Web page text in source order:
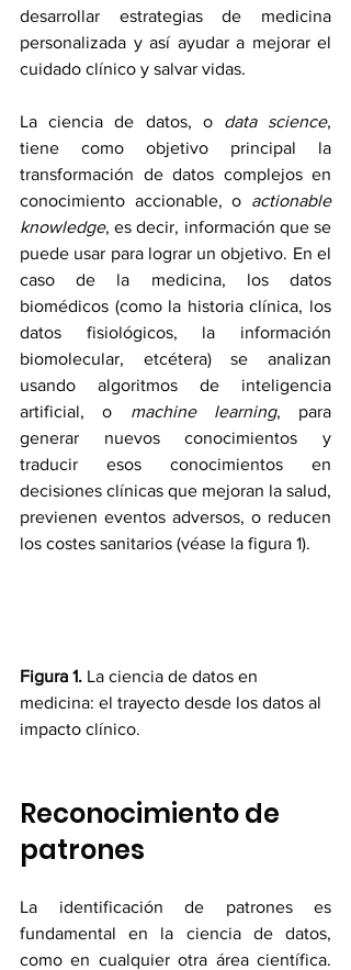
desarrollar estrategias de medicina
personalizada y así ayudar a mejorar el
cuidado clínico y salvar vidas.
La ciencia de datos, o data science,
tiene como objetivo principal la
transformación de datos complejos en
conocimiento accionable, o actionable
knowledge, es decir, información que se
puede usar para lograr un objetivo. En el
caso de la medicina, los datos
biomédicos (como la historia clínica, los
datos fisiológicos, la información
biomolecular, etcétera) se analizan
usando algoritmos de inteligencia
artificial, o machine learning, para
generar nuevos conocimientos y
traducir esos conocimientos en
decisiones clínicas que mejoran la salud,
previenen eventos adversos, o reducen
los costes sanitarios (véase la figura 1).
Figura 1. La ciencia de datos en
medicina: el trayecto desde los datos al
impacto clínico.
Reconocimiento de
patrones
La identificación de patrones es
fundamental en la ciencia de datos,
como en cualquier otra área científica.